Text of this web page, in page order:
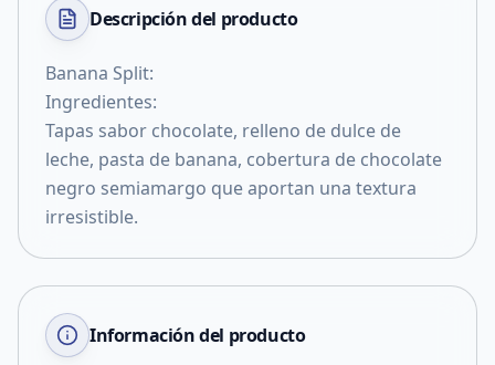
Descripción del producto
Banana Split:
Ingredientes:
Tapas sabor chocolate, relleno de dulce de
leche, pasta de banana, cobertura de chocolate
negro semiamargo que aportan una textura
irresistible.
Información del producto